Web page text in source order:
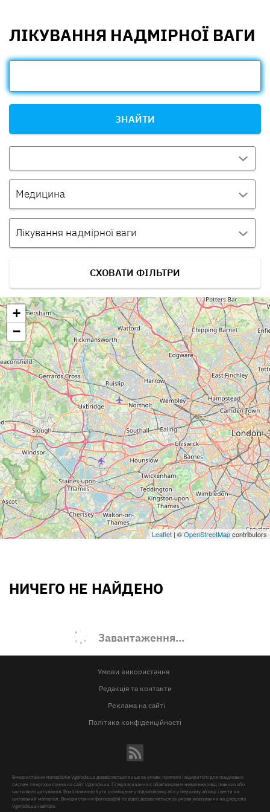
ЛІКУВАННЯ НАДМІРНОЇ ВАГИ
ЗНАЙТИ
Медицина
Лікування надмірної ваги
СХОВАТИ ФІЛЬТРИ
+
−
Leaflet| ©OpenStreetMapcontributors
НИЧЕГО НЕ НАЙДЕНО
Завантаження...
Умови використання
Редакція та контакти
Реклама на сайті
Політика конфіденційності
Використання матеріалів Vgorode.ua дозволяється лише за умови прямого і відкритого для пошукових
систем гіперпосилання на сайт Vgorode.ua. Гіперпосилання є обов'язковим незалежно від повного або
часткового цитування. Воно повинно бути розміщене у підзаголовку або у першому абзаці і вести на
цитований матеріал. Використання фотографій та відео дозволяється за умови вказування на джерело
Vgorode.ua і автора.